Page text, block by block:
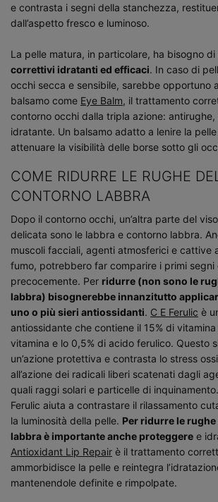
e contrasta i segni della stanchezza,
dall’aspetto fresco e luminoso.
La pelle matura, in particolare, ha bisogno di
correttivi idratanti ed efficaci. In caso di
occhi secca e sensibile, sarebbe opportuno
balsamo come Eye Balm, il trattamento
contorno occhi dalla tripla azione:
idratante. Un balsamo adatto a lenire la
attenuare la visibilità delle borse sotto gli
COME RIDURRE LE RUGHE
CONTORNO LABBRA
Dopo il contorno occhi, un’altra parte del
delicata sono le labbra e contorno labbra.
muscoli facciali, agenti atmosferici e cattive
fumo, potrebbero far comparire i primi
precocemente. Per ridurre (non sono le
labbra) bisognerebbe innanzitutto
uno o più sieri antiossidanti. C E Ferulic è
antiossidante che contiene il 15% di vitamina
vitamina e lo 0,5% di acido ferulico. Questo
un’azione protettiva e contrasta lo stress
all’azione dei radicali liberi scatenati dagli
quali raggi solari e particelle di
Ferulic aiuta a contrastare il rilassamento
la luminosità della pelle. Per ridurre le
labbra è importante anche proteggere e
Antioxidant Lip Repair è il trattamento
ammorbidisce la pelle e reintegra
mantenendole definite e rimpolpate.